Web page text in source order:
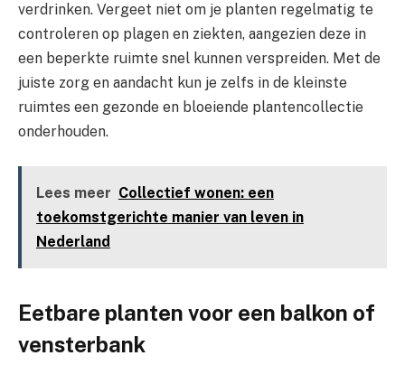
verdrinken. Vergeet niet om je planten regelmatig te
controleren op plagen en ziekten, aangezien deze in
een beperkte ruimte snel kunnen verspreiden. Met de
juiste zorg en aandacht kun je zelfs in de kleinste
ruimtes een gezonde en bloeiende plantencollectie
onderhouden.
Lees meer Collectief wonen: een
toekomstgerichte manier van leven in
Nederland
Eetbare planten voor een balkon of
vensterbank